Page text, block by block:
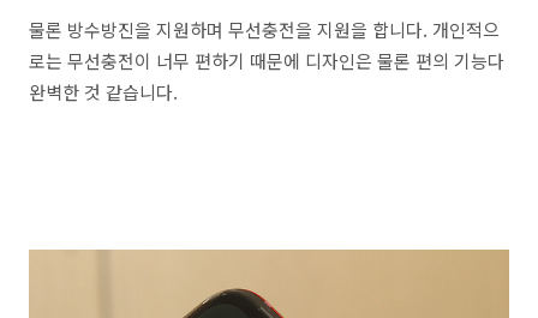
물론 방수방진을 지원하며 무선충전을 지원을 합니다. 개인적으
로는 무선충전이 너무 편하기 때문에 디자인은 물론 편의 기능다
완벽한 것 같습니다.